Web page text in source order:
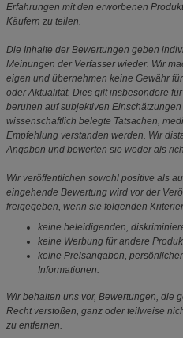
Erfahrungen mit den erworbenen
Käufern zu teilen.
Die Inhalte der Bewertungen geben
Meinungen der Verfasser wieder. Wir
eigen und übernehmen keine Gewähr
oder Aktualität. Dies gilt insbesondere
beruhen auf subjektiven
wissenschaftlich belegte Tatsachen,
Empfehlung verstanden werden. Wir
Angaben und bewerten sie weder als
Wir veröffentlichen sowohl positive als
eingehende Bewertung wird vor der
freigegeben, wenn sie folgenden
keine beleidigenden,
keine Werbung für andere
keine Preisangaben,
Informationen.
Wir behalten uns vor, Bewertungen, die
Recht verstoßen, ganz oder teilweise
zu entfernen.